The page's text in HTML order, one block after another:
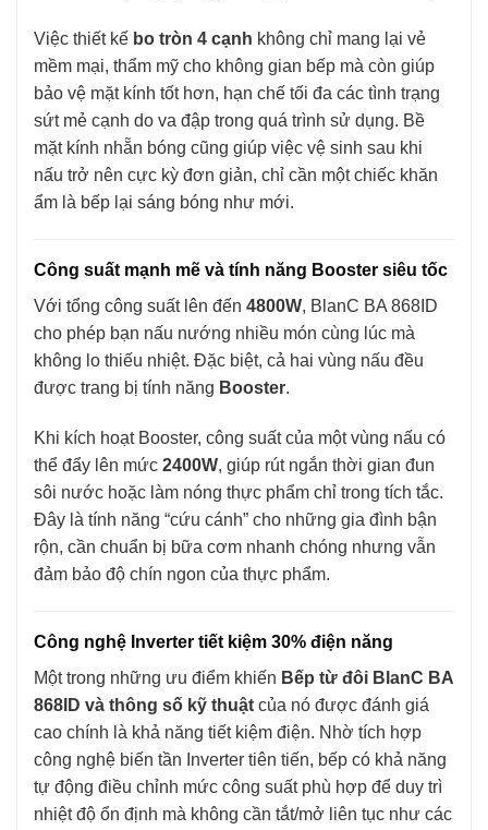
Việc thiết kế bo tròn 4 cạnh không chỉ mang lại vẻ
mềm mại, thẩm mỹ cho không gian bếp mà còn giúp
bảo vệ mặt kính tốt hơn, hạn chế tối đa các tình trạng
sứt mẻ cạnh do va đập trong quá trình sử dụng. Bề
mặt kính nhẵn bóng cũng giúp việc vệ sinh sau khi
nấu trở nên cực kỳ đơn giản, chỉ cần một chiếc khăn
ẩm là bếp lại sáng bóng như mới.
Công suất mạnh mẽ và tính năng Booster siêu tốc
Với tổng công suất lên đến 4800W, BlanC BA 868ID
cho phép bạn nấu nướng nhiều món cùng lúc mà
không lo thiếu nhiệt. Đặc biệt, cả hai vùng nấu đều
được trang bị tính năng Booster.
Khi kích hoạt Booster, công suất của một vùng nấu có
thể đẩy lên mức 2400W, giúp rút ngắn thời gian đun
sôi nước hoặc làm nóng thực phẩm chỉ trong tích tắc.
Đây là tính năng “cứu cánh” cho những gia đình bận
rộn, cần chuẩn bị bữa cơm nhanh chóng nhưng vẫn
đảm bảo độ chín ngon của thực phẩm.
Công nghệ Inverter tiết kiệm 30% điện năng
Một trong những ưu điểm khiến Bếp từ đôi BlanC BA
868ID và thông số kỹ thuật của nó được đánh giá
cao chính là khả năng tiết kiệm điện. Nhờ tích hợp
công nghệ biến tần Inverter tiên tiến, bếp có khả năng
tự động điều chỉnh mức công suất phù hợp để duy trì
nhiệt độ ổn định mà không cần tắt/mở liên tục như các